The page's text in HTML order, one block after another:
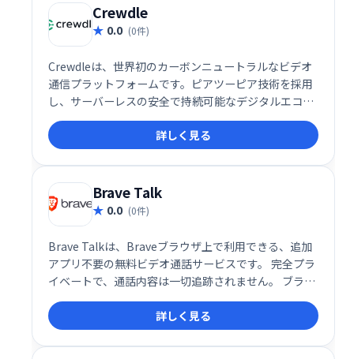
Crewdle
0.0 (0件)
Crewdleは、世界初のカーボンニュートラルなビデオ
通信プラットフォームです。ピアツーピア技術を採用
し、サーバーレスの安全で持続可能なデジタルエコシ
ステムを実現しました。従来のビデオ会議システムと
は異なり、環境への負荷を最小限に抑えながら、高品
質なコミュニケーションを提供します。一度の会話で
地球に貢献できる、革新的なソリューションです。
詳しく見る
Brave Talk
0.0 (0件)
Brave Talkは、Braveブラウザ上で利用できる、追加
アプリ不要の無料ビデオ通話サービスです。 完全プラ
イベートで、通話内容は一切追跡されません。 ブラウ
ザだけで手軽に、安心してビデオ通話をお楽しみくだ
さい。
詳しく見る